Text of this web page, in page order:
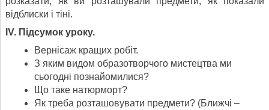
відблиски і тіні.
V. Підсумок уроку.
Вернісаж кращих робіт.
З яким видом образотворчого мистецтва ми
сьогодні познайомилися?
Що таке натюрморт?
Як треба розташовувати предмети? (Ближчі –